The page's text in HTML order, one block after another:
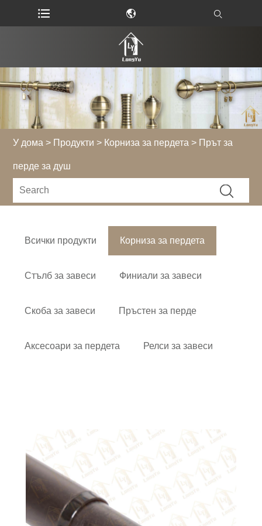
У дома > Продукти > Корниза за пердета > Прът за
перде за душ
Всички продукти Корниза за пердета
Стълб за завеси Финиали за завеси
Скоба за завеси Пръстен за перде
Аксесоари за пердета Релси за завеси